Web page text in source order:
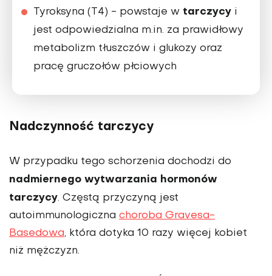
Tyroksyna (T4) - powstaje w tarczycy i
jest odpowiedzialna m.in. za prawidłowy
metabolizm tłuszczów i glukozy oraz
pracę gruczołów płciowych
Nadczynność tarczycy
W przypadku tego schorzenia dochodzi do
nadmiernego wytwarzania hormonów
tarczycy. Częstą przyczyną jest
autoimmunologiczna choroba Gravesa-
Basedowa, która dotyka 10 razy więcej kobiet
niż mężczyzn.